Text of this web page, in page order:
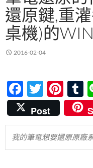
還原鍵,重
桌機)的
2016-02-04
F
ac
e
b
o
T
w
itt
er
Pi
nt
er
es
t
T
u
r
Post
我的筆電想要還原原廠